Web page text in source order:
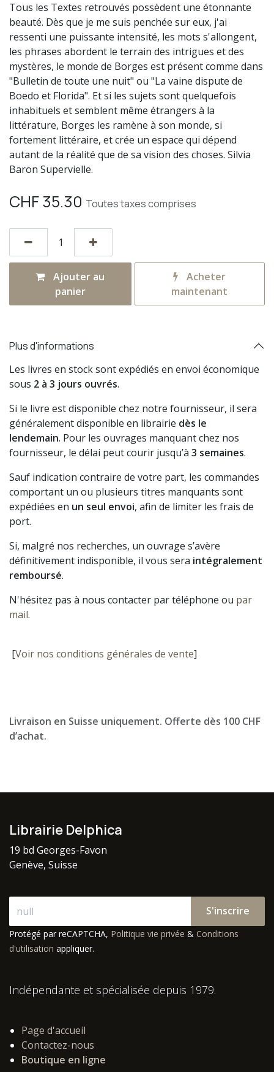
Tous les Textes retrouvés possèdent une étonnante
beauté. Dès que je me suis penchée sur eux, j'ai
ressenti une puissante intensité, les mots s'allongent,
les phrases abordent le terrain des intrigues et des
mystères, le monde de Borges est présent comme dans
"Bulletin de toute une nuit" ou "La vaine dispute de
Boedo et Florida". Et si les sujets sont quelquefois
inhabituels et semblent même étrangers à la
littérature, Borges les ramène à son monde, si
fortement littéraire, et crée un espace qui dépend
autant de la réalité que de sa vision des choses. Silvia
Baron Supervielle.
CHF35.30 Toutes taxes comprises
Ajouter au
panier
Acheter
maintenant
Plus d'informations
Les livres en stock sont expédiés en envoi économique
sous 2 à 3 jours ouvrés.
Si le livre est disponible chez notre fournisseur, il sera
généralement disponible en librairie dès le
lendemain. Pour les ouvrages manquant chez nos
fournisseur, le délai peut courir jusqu’à 3 semaines.
Sauf indication contraire de votre part, les commandes
comportant un ou plusieurs titres manquants sont
expédiées en un seul envoi, afin de limiter les frais de
port.
Si, malgré nos recherches, un ouvrage s’avère
définitivement indisponible, il vous sera intégralement
remboursé.
N'hésitez pas à nous contacter par téléphone ou par
mail.
[Voir nos conditions générales de vente]
Livraison en Suisse uniquement. Offerte dès 100 CHF
d’achat.
Librairie Delphica
19 bd Georges-Favon
Genève, Suisse
S'inscrire
Protégé par reCAPTCHA, Politique vie privée & Conditions
d'utilisation appliquer.
Indépendante et spécialisée depuis 1979.
Page d'accueil
Contactez-nous
Boutique en ligne